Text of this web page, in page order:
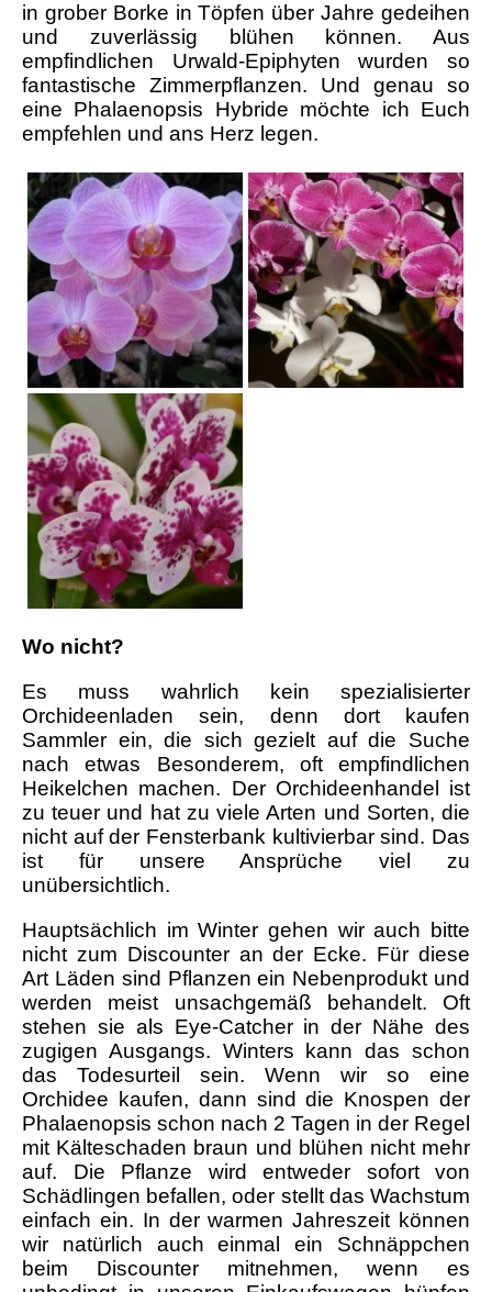
in grober Borke in Töpfen über Jahre gedeihen
und zuverlässig blühen können. Aus
empfindlichen Urwald-Epiphyten wurden so
fantastische Zimmerpflanzen. Und genau so
eine Phalaenopsis Hybride möchte ich Euch
empfehlen und ans Herz legen.
Wo nicht?
Es muss wahrlich kein spezialisierter
Orchideenladen sein, denn dort kaufen
Sammler ein, die sich gezielt auf die Suche
nach etwas Besonderem, oft empfindlichen
Heikelchen machen. Der Orchideenhandel ist
zu teuer und hat zu viele Arten und Sorten, die
nicht auf der Fensterbank kultivierbar sind. Das
ist für unsere Ansprüche viel zu
unübersichtlich.
Hauptsächlich im Winter gehen wir auch bitte
nicht zum Discounter an der Ecke. Für diese
Art Läden sind Pflanzen ein Nebenprodukt und
werden meist unsachgemäß behandelt. Oft
stehen sie als Eye-Catcher in der Nähe des
zugigen Ausgangs. Winters kann das schon
das Todesurteil sein. Wenn wir so eine
Orchidee kaufen, dann sind die Knospen der
Phalaenopsis schon nach 2 Tagen in der Regel
mit Kälteschaden braun und blühen nicht mehr
auf. Die Pflanze wird entweder sofort von
Schädlingen befallen, oder stellt das Wachstum
einfach ein. In der warmen Jahreszeit können
wir natürlich auch einmal ein Schnäppchen
beim Discounter mitnehmen, wenn es